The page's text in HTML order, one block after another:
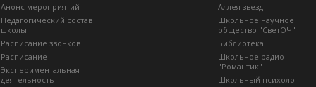
Анонс мероприятий
Педагогический состав
школы
Расписание звонков
Расписание
Экспериментальная
деятельность
Аллея звезд
Школьное научное
общество "СветОЧ"
Библиотека
Школьное радио
"Романтик"
Школьный психолог